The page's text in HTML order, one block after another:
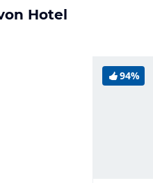
Hotel
94%